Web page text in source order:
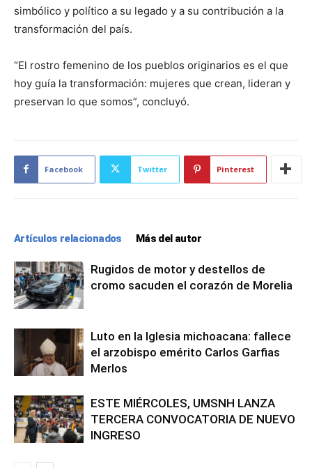
simbólico y político a su legado y a su contribución a la
transformación del país.
“El rostro femenino de los pueblos originarios es el que
hoy guía la transformación: mujeres que crean, lideran y
preservan lo que somos”, concluyó.
Facebook Twitter Pinterest
Artículos relacionados Más del autor
Rugidos de motor y destellos de
cromo sacuden el corazón de Morelia
Luto en la Iglesia michoacana: fallece
el arzobispo emérito Carlos Garfias
Merlos
ESTE MIÉRCOLES, UMSNH LANZA
TERCERA CONVOCATORIA DE NUEVO
INGRESO